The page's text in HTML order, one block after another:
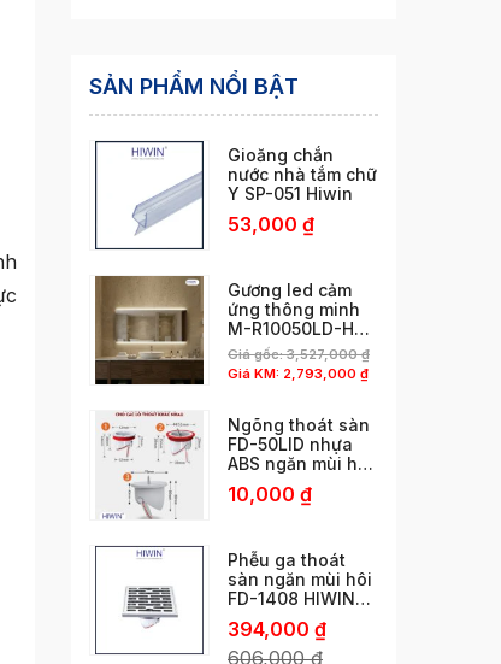
SẢN PHẨM NỔI BẬT
Gioăng chắn
nước nhà tắm chữ
Y SP-051 Hiwin
53,000 ₫
Gương led cảm
ứng thông minh
M-R10050LD-H
phun cát viền độc
đáo
Giá gốc:3,527,000₫
Giá KM: 2,793,000 ₫
Ngõng thoát sàn
FD-50LID nhựa
ABS ngăn mùi hôi
cống thoát nhanh
chống côn trùng
10,000 ₫
Phễu ga thoát
sàn ngăn mùi hôi
FD-1408 HIWIN
ngăn mùi vượt trội
394,000 ₫
606,000₫